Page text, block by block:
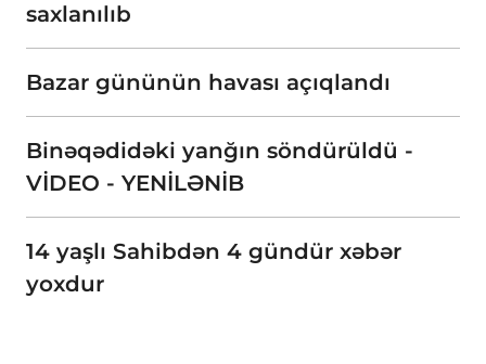
saxlanılıb
Bazar gününün havası açıqlandı
Binəqədidəki yanğın söndürüldü -
VİDEO - YENİLƏNİB
14 yaşlı Sahibdən 4 gündür xəbər
yoxdur